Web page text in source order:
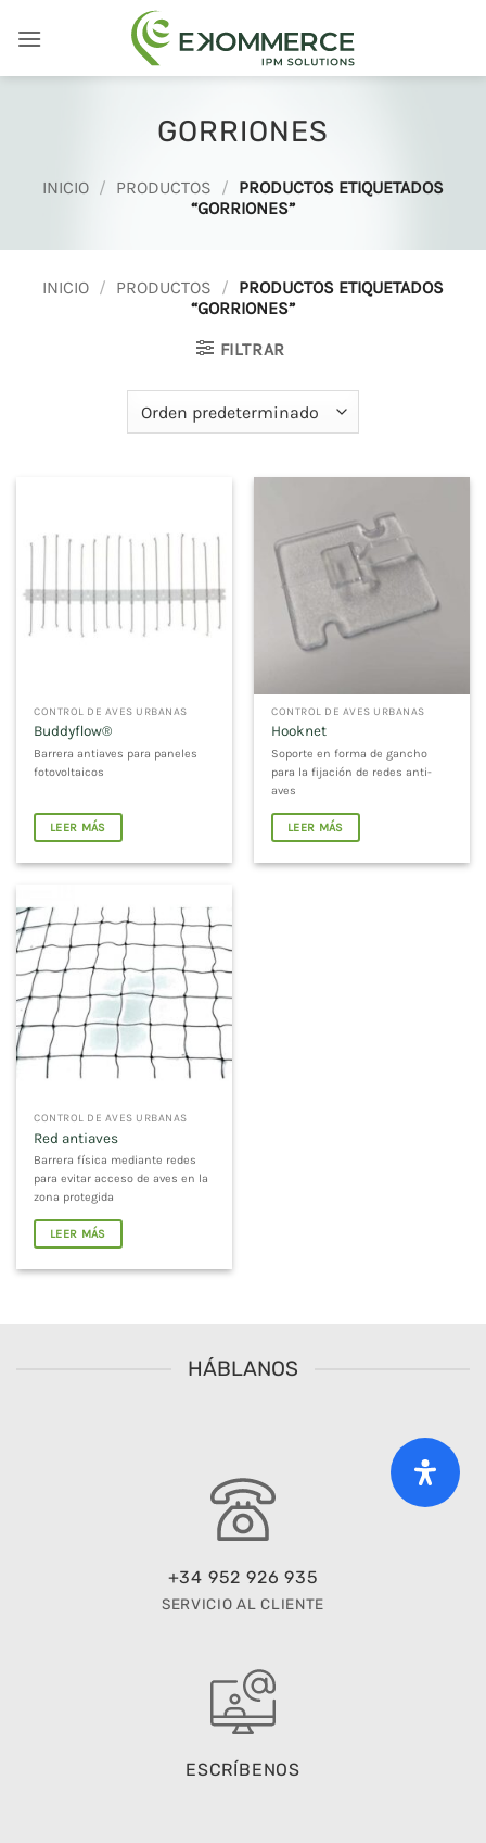
GORRIONES
INICIO / PRODUCTOS / PRODUCTOS ETIQUETADOS
“GORRIONES”
INICIO / PRODUCTOS / PRODUCTOS ETIQUETADOS
“GORRIONES”
FILTRAR
CONTROL DE AVES URBANAS
Buddyflow®
Barrera antiaves para paneles
fotovoltaicos
LEER MÁS
CONTROL DE AVES URBANAS
Hooknet
Soporte en forma de gancho
para la fijación de redes anti-
aves
LEER MÁS
CONTROL DE AVES URBANAS
Red antiaves
Barrera física mediante redes
para evitar acceso de aves en la
zona protegida
LEER MÁS
HÁBLANOS
+34 952 926 935
SERVICIO AL CLIENTE
ESCRÍBENOS